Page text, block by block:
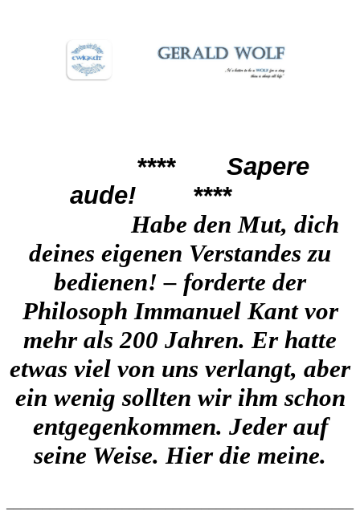
****
Sapere
aude!
****
Habe den Mut, dich
deines eigenen Verstandes zu
bedienen! – forderte der
Philosoph Immanuel Kant vor
mehr als 200 Jahren. Er hatte
etwas viel von uns verlangt, aber
ein wenig sollten wir ihm schon
entgegenkommen. Jeder auf
seine Weise. Hier die meine.